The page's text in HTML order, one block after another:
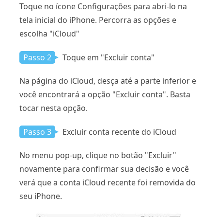
Toque no ícone Configurações para abri-lo na
tela inicial do iPhone. Percorra as opções e
escolha "iCloud"
Passo 2 Toque em "Excluir conta"
Na página do iCloud, desça até a parte inferior e
você encontrará a opção "Excluir conta". Basta
tocar nesta opção.
Passo 3 Excluir conta recente do iCloud
No menu pop-up, clique no botão "Excluir"
novamente para confirmar sua decisão e você
verá que a conta iCloud recente foi removida do
seu iPhone.